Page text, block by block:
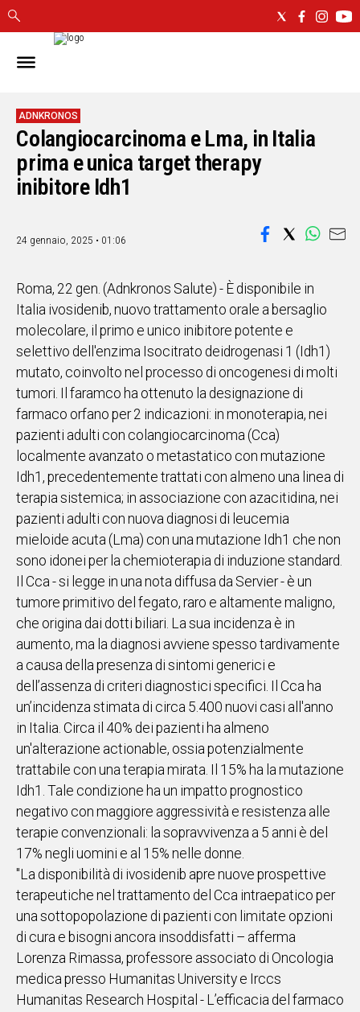
IN
CAGLIARI
SASSARI
NUORO
ORISTANO
SULCIS
OGLIASTRA
ALTRE
NOTIZIE
POLITICA
IN
ITALIA
NEL
MONDO
SPORT
EVENTI
STORIE
VIDEO
UNISCITI
WHATSAPP
Social
ADNKRONOS
Colangiocarcinoma e Lma, in Italia
prima e unica target therapy
inibitore Idh1
24 gennaio, 2025 • 01:06
Roma, 22 gen. (Adnkronos Salute) - È disponibile in
Italia ivosidenib, nuovo trattamento orale a bersaglio
molecolare, il primo e unico inibitore potente e
selettivo dell'enzima Isocitrato deidrogenasi 1 (Idh1)
mutato, coinvolto nel processo di oncogenesi di molti
tumori. Il faramco ha ottenuto la designazione di
farmaco orfano per 2 indicazioni: in monoterapia, nei
pazienti adulti con colangiocarcinoma (Cca)
localmente avanzato o metastatico con mutazione
Idh1, precedentemente trattati con almeno una linea di
terapia sistemica; in associazione con azacitidina, nei
pazienti adulti con nuova diagnosi di leucemia
mieloide acuta (Lma) con una mutazione Idh1 che non
sono idonei per la chemioterapia di induzione standard.
Il Cca - si legge in una nota diffusa da Servier - è un
tumore primitivo del fegato, raro e altamente maligno,
che origina dai dotti biliari. La sua incidenza è in
aumento, ma la diagnosi avviene spesso tardivamente
a causa della presenza di sintomi generici e
dell’assenza di criteri diagnostici specifici. Il Cca ha
un’incidenza stimata di circa 5.400 nuovi casi all'anno
in Italia. Circa il 40% dei pazienti ha almeno
un'alterazione actionable, ossia potenzialmente
trattabile con una terapia mirata. Il 15% ha la mutazione
Idh1. Tale condizione ha un impatto prognostico
negativo con maggiore aggressività e resistenza alle
terapie convenzionali: la sopravvivenza a 5 anni è del
17% negli uomini e al 15% nelle donne.
"La disponibilità di ivosidenib apre nuove prospettive
terapeutiche nel trattamento del Cca intraepatico per
una sottopopolazione di pazienti con limitate opzioni
di cura e bisogni ancora insoddisfatti – afferma
Lorenza Rimassa, professore associato di Oncologia
medica presso Humanitas University e Irccs
Humanitas Research Hospital - L’efficacia del farmaco